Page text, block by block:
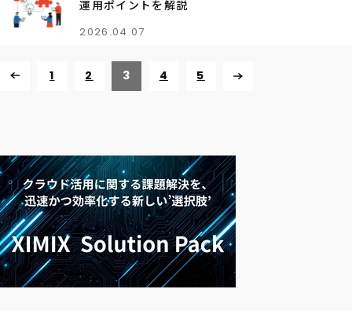
運用ポイントを解説
2026.04.07
1 2 3 4 5